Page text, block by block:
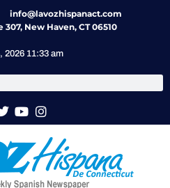
info@lavozhispanact.com
307, New Haven, CT 06510
2026 11:33 am